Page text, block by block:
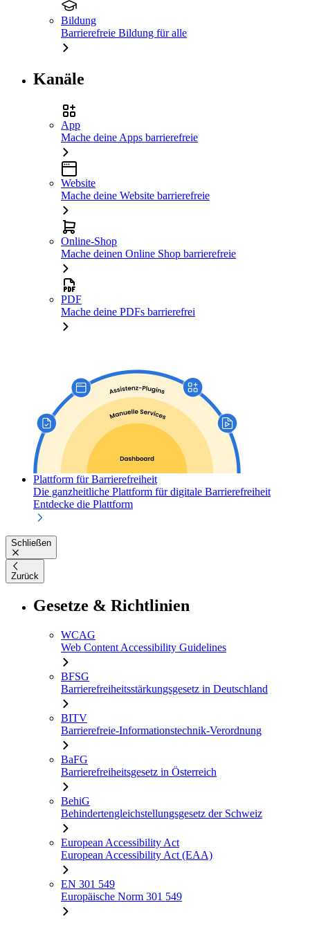
Bildung
Barrierefreie Bildung für alle
Kanäle
App
Mache deine Apps barrierefreie
Website
Mache deine Website barrierefreie
Online-Shop
Mache deinen Online Shop barrierefreie
PDF
Mache deine PDFs barrierefrei
Plattform für Barrierefreiheit
Die ganzheitliche Plattform für digitale Barrierefreiheit
Entdecke die Plattform
Schließen
Zurück
Gesetze & Richtlinien
WCAG
Web Content Accessibility Guidelines
BFSG
Barrierefreiheitsstärkungsgesetz in Deutschland
BITV
Barrierefreie-Informationstechnik-Verordnung
BaFG
Barrierefreiheitsgesetz in Österreich
BehiG
Behindertengleichstellungsgesetz der Schweiz
European Accessibility Act
European Accessibility Act (EAA)
EN 301 549
Europäische Norm 301 549